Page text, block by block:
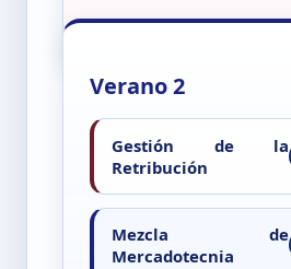
Verano 2
Gestión de la
Retribución
Mezcla de
Mercadotecnia